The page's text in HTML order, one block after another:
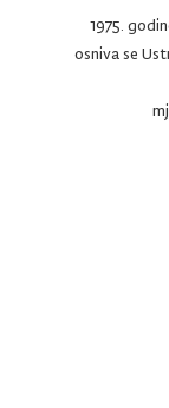
1975.
osniva se